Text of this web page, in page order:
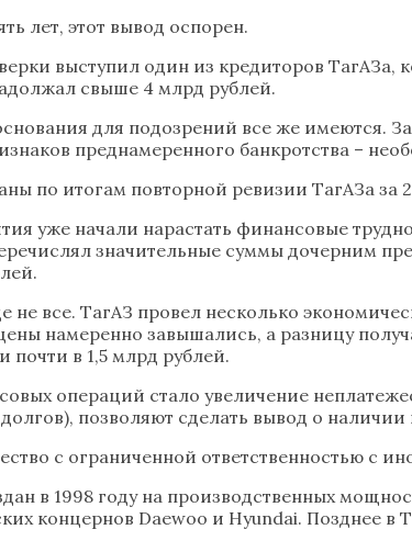
лет, этот вывод оспорен.
выступил один из кредиторов ТагАЗа,
свыше 4 млрд рублей.
для подозрений все же имеются.
преднамеренного банкротства –
по итогам повторной ревизии ТагАЗа за
уже начали нарастать финансовые
значительные суммы дочерним
не все. ТагАЗ провел несколько
намеренно завышались, а разницу
почти в 1,5 млрд рублей.
операций стало увеличение
позволяют сделать вывод о
с ограниченной ответственностью с
в 1998 году на производственных
концернов Daewoo и Hyundai. Позднее в